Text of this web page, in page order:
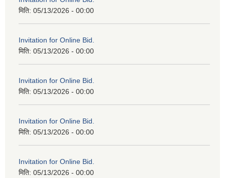
मिति: 05/13/2026 - 00:00
Invitation for Online Bid.
मिति: 05/13/2026 - 00:00
Invitation for Online Bid.
मिति: 05/13/2026 - 00:00
Invitation for Online Bid.
मिति: 05/13/2026 - 00:00
Invitation for Online Bid.
मिति: 05/13/2026 - 00:00